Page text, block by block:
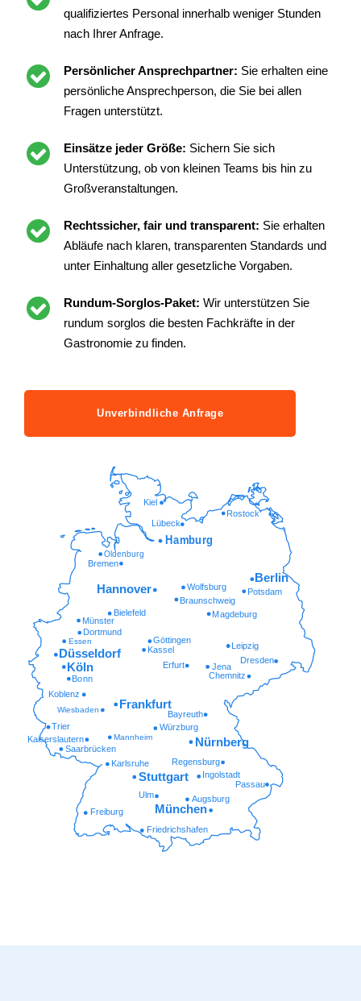
qualifiziertes Personal innerhalb weniger Stunden
nach Ihrer Anfrage.
Persönlicher Ansprechpartner: Sie erhalten eine
persönliche Ansprechperson, die Sie bei allen
Fragen unterstützt.
Einsätze jeder Größe: Sichern Sie sich
Unterstützung, ob von kleinen Teams bis hin zu
Großveranstaltungen.
Rechtssicher, fair und transparent: Sie erhalten
Abläufe nach klaren, transparenten Standards und
unter Einhaltung aller gesetzliche Vorgaben.
Rundum-Sorglos-Paket: Wir unterstützen Sie
rundum sorglos die besten Fachkräfte in der
Gastronomie zu finden.
Unverbindliche Anfrage
Friedrichshafen
Freiburg
Augsburg
Ulm
Passau
Ingolstadt
Regensburg
Karlsruhe
Saarbrücken
Kaiserslautern Mannheim
Würzburg
Trier
Wiesbaden Bayreuth
Koblenz
Chemnitz
Bonn
Erfurt Jena
Dresden
Kassel
Göttingen
Essen
Dortmund
Münster
Magdeburg
Bielefeld
Braunschweig
Potsdam
Wolfsburg
Oldenburg
Lübeck
Rostock
Kiel
München
Stuttgart
Nürnberg
Frankfurt
Köln
Düsseldorf
Leipzig
Hannover
Berlin
Bremen
Hamburg